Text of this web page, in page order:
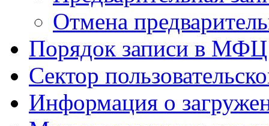
Отмена
Порядок записи в МФЦ
Сектор
Информация о